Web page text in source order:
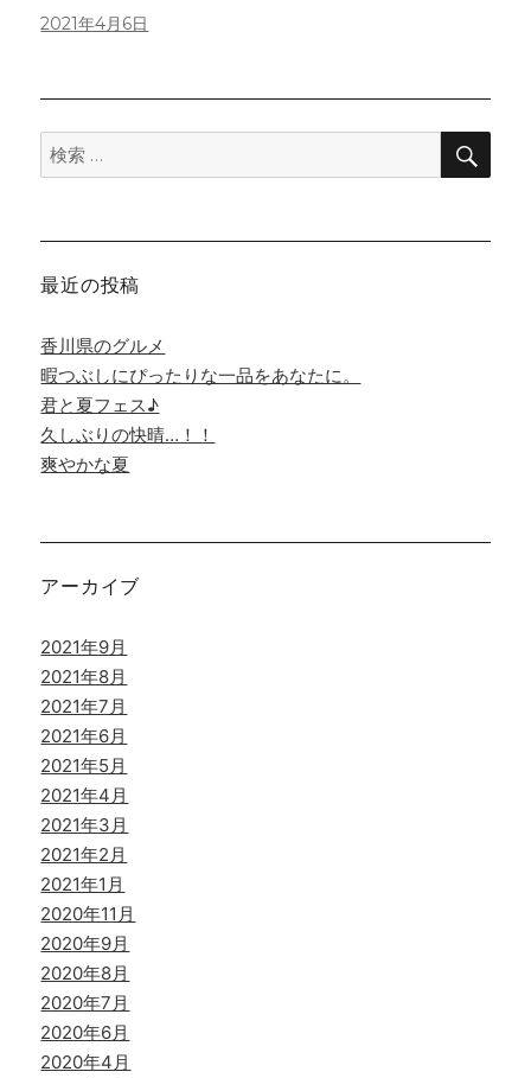
投
2021年4月6日
検
索:
検
最近の投稿
香川県のグルメ
暇つぶしにぴったりな一品をあなたに。
君と夏フェス♪
久しぶりの快晴…！！
爽やかな夏
アーカイブ
2021年9月
2021年8月
2021年7月
2021年6月
2021年5月
2021年4月
2021年3月
2021年2月
2021年1月
2020年11月
2020年9月
2020年8月
2020年7月
2020年6月
2020年4月